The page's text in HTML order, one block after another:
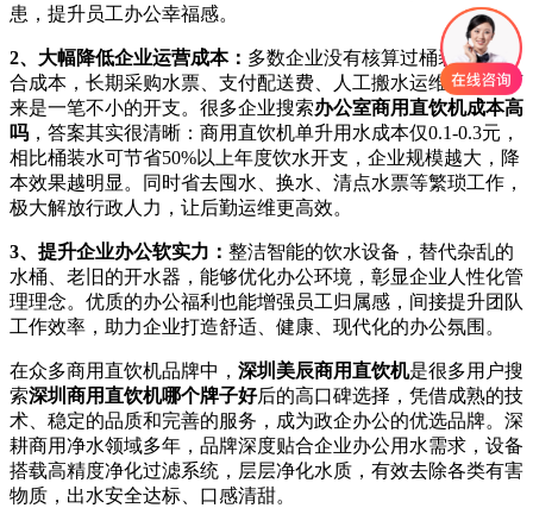
患，提升员工办公幸福感。
2、 大幅降低企业运营成本： 多数企业没有核算过桶装水的综
合成本，长期采购水票、支付配送费、人工搬水运维，累积下
来是一笔不小的开支。很多企业搜索办公室商用直饮机成本高
吗 ，答案其实很清晰：商用直饮机单升用水成本仅0.1-0.3元，
相比桶装水可节省50%以上年度饮水开支，企业规模越大，降
本效果越明显。同时省去囤水、换水、清点水票等繁琐工作，
极大解放行政人力，让后勤运维更高效。
3、提升企业办公软实力： 整洁智能的饮水设备，替代杂乱的
水桶、老旧的开水器，能够优化办公环境，彰显企业人性化管
理理念。优质的办公福利也能增强员工归属感，间接提升团队
工作效率，助力企业打造舒适、健康、现代化的办公氛围。
在众多商用直饮机品牌中， 深圳美辰商用直饮机是很多用户搜
索深圳商用直饮机哪个牌子好后的高口碑选择，凭借成熟的技
术、稳定的品质和完善的服务，成为政企办公的优选品牌。深
耕商用净水领域多年，品牌深度贴合企业办公用水需求，设备
搭载高精度净化过滤系统，层层净化水质，有效去除各类有害
物质，出水安全达标、口感清甜。